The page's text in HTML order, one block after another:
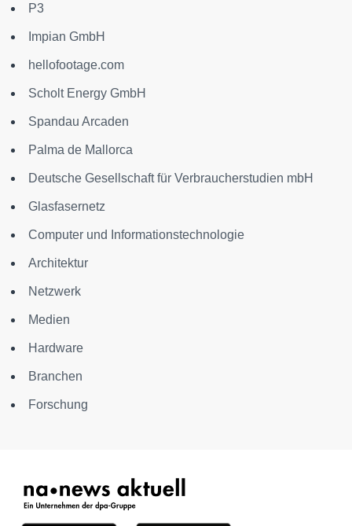
P3
Impian GmbH
hellofootage.com
Scholt Energy GmbH
Spandau Arcaden
Palma de Mallorca
Deutsche Gesellschaft für Verbraucherstudien mbH
Glasfasernetz
Computer und Informationstechnologie
Architektur
Netzwerk
Medien
Hardware
Branchen
Forschung